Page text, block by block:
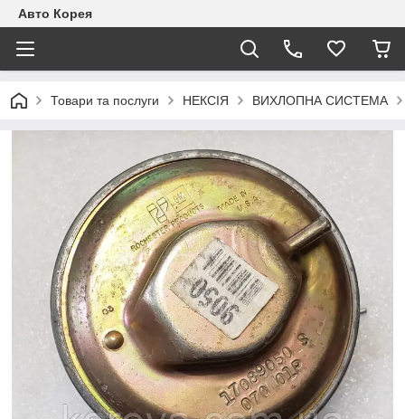
Авто Корея
Товари та послуги НЕКСІЯ ВИХЛОПНА СИСТЕМА